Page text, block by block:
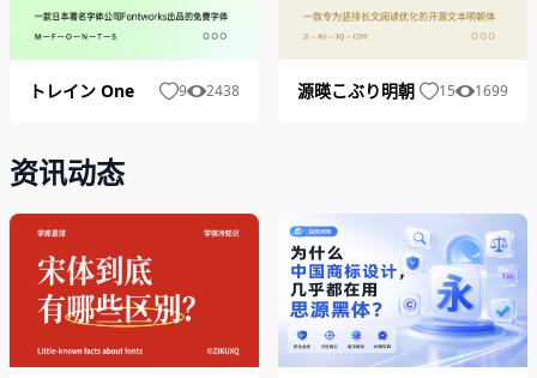
トレイン One 9 2438 源暎こぶり明朝 15 1699
资讯动态